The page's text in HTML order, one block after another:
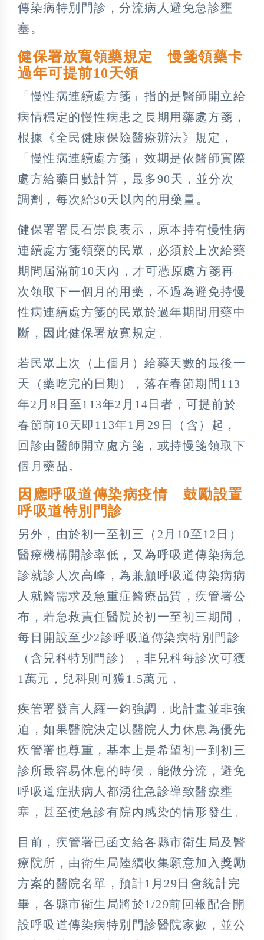
傳染病特別門診，分流病人避免急診壅
塞。
健保署放寬領藥規定 慢箋領藥卡
過年可提前10天領
「慢性病連續處方箋」指的是醫師開立給
病情穩定的慢性病患之長期用藥處方箋，
根據《全民健康保險醫療辦法》規定，
「慢性病連續處方箋」效期是依醫師實際
處方給藥日數計算，最多90天，並分次
調劑，每次給30天以內的用藥量。
健保署署長石崇良表示，原本持有慢性病
連續處方箋領藥的民眾，必須於上次給藥
期間屆滿前10天內，才可憑原處方箋再
次領取下一個月的用藥，不過為避免持慢
性病連續處方箋的民眾於過年期間用藥中
斷，因此健保署放寬規定。
若民眾上次（上個月）給藥天數的最後一
天（藥吃完的日期），落在春節期間113
年2月8日至113年2月14日者，可提前於
春節前10天即113年1月29日（含）起，
回診由醫師開立處方箋，或持慢箋領取下
個月藥品。
因應呼吸道傳染病疫情 鼓勵設置
呼吸道特別門診
另外，由於初一至初三（2月10至12日）
醫療機構開診率低，又為呼吸道傳染病急
診就診人次高峰，為兼顧呼吸道傳染病病
人就醫需求及急重症醫療品質，疾管署公
布，若急救責任醫院於初一至初三期間，
每日開設至少2診呼吸道傳染病特別門診
（含兒科特別門診），非兒科每診次可獲
1萬元，兒科則可獲1.5萬元，
疾管署發言人羅一鈞強調，此計畫並非強
迫，如果醫院決定以醫院人力休息為優先
疾管署也尊重，基本上是希望初一到初三
診所最容易休息的時候，能做分流，避免
呼吸道症狀病人都湧往急診導致醫療壅
塞，甚至使急診有院內感染的情形發生。
目前，疾管署已函文給各縣市衛生局及醫
療院所，由衛生局陸續收集願意加入獎勵
方案的醫院名單，預計1月29日會統計完
畢，各縣市衛生局將於1/29前回報配合開
設呼吸道傳染病特別門診醫院家數，並公